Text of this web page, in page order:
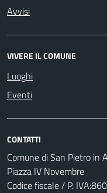
Avvisi
VIVERE IL COMUNE
Luoghi
Eventi
CONTATTI
Comune di San Pietro in
Piazza IV Novembre
Codice fiscale / P.